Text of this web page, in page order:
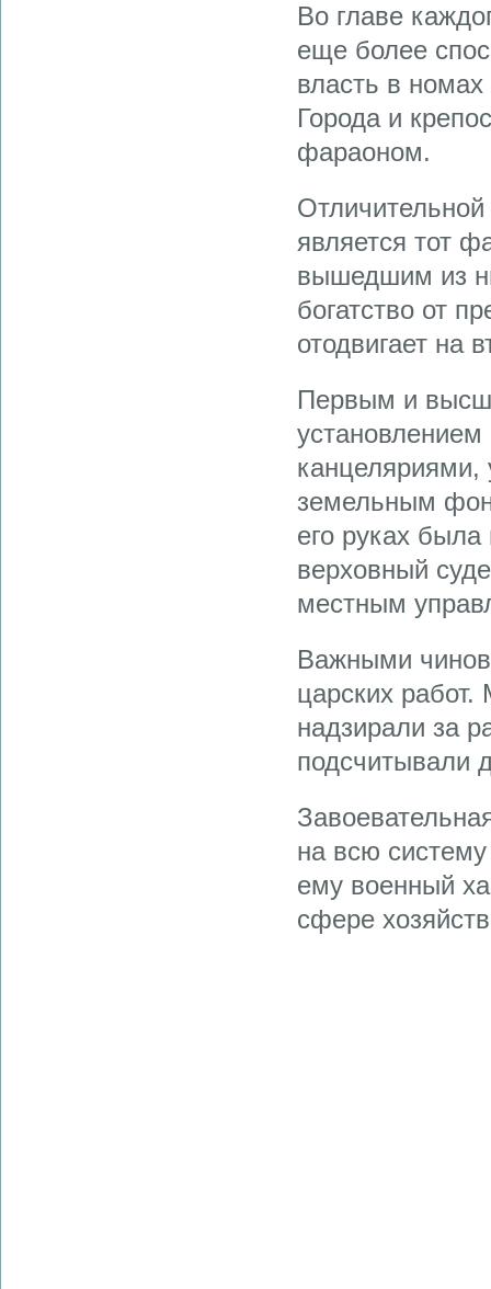
Во главе
еще более
власть в номах
Города и
фараоном.
Отличительной
является тот
вышедшим из
богатство от
отодвигает на
Первым и
канцеляриями,
земельным
его руках
верховный
местным
Важными
царских
надзирали за
подсчитывали
на всю систему
ему военный
сфере